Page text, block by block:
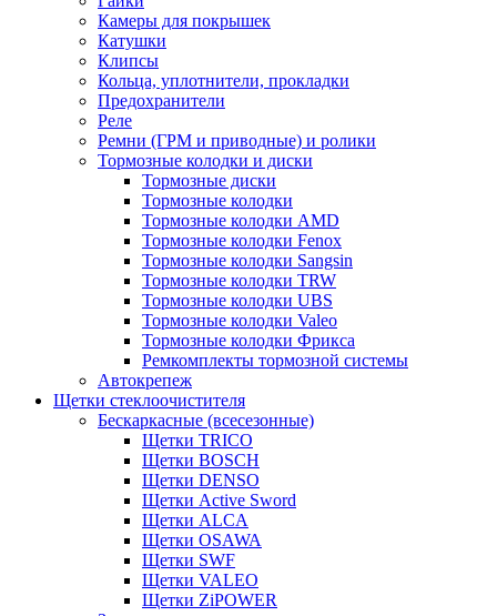
Камеры для покрышек
Катушки
Клипсы
Кольца, уплотнители, прокладки
Предохранители
Реле
Ремни (ГРМ и приводные) и ролики
Тормозные колодки и диски
Тормозные диски
Тормозные колодки
Тормозные колодки AMD
Тормозные колодки Fenox
Тормозные колодки Sangsin
Тормозные колодки TRW
Тормозные колодки UBS
Тормозные колодки Valeo
Тормозные колодки Фрикса
Ремкомплекты тормозной системы
Автокрепеж
Щетки стеклоочистителя
Бескаркасные (всесезонные)
Щетки TRICO
Щетки BOSCH
Щетки DENSO
Щетки Active Sword
Щетки ALCA
Щетки OSAWA
Щетки SWF
Щетки VALEO
Щетки ZiPOWER